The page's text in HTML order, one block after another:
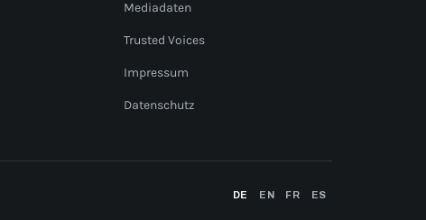
Mediadaten
Trusted Voices
Impressum
Datenschutz
DE EN FR ES